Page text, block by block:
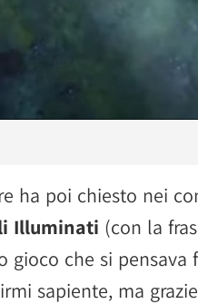
ha poi chiesto nei
Illuminati (con la
gioco che si pensava
sapiente, ma